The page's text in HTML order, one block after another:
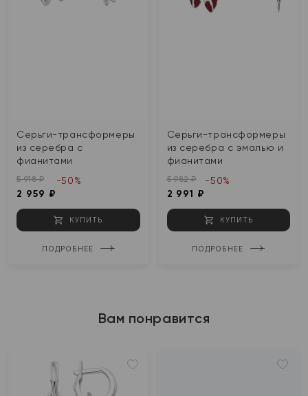
Серьги-трансформеры
из серебра с
фианитами
5 918 ₽
2 959 ₽
-50%
КУПИТЬ
ПОДРОБНЕЕ
Серьги-трансформеры
из серебра с эмалью и
фианитами
5 982 ₽
2 991 ₽
-50%
КУПИТЬ
ПОДРОБНЕЕ
Вам понравится